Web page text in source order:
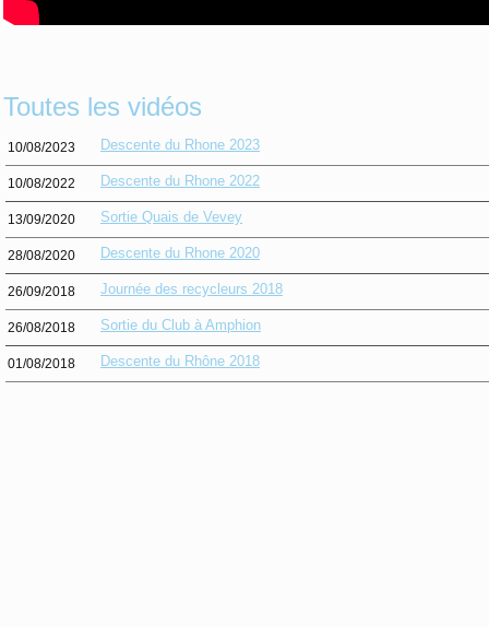
Toutes les vidéos
10/08/2023 Descente du Rhone 2023
10/08/2022 Descente du Rhone 2022
13/09/2020 Sortie Quais de Vevey
28/08/2020 Descente du Rhone 2020
26/09/2018 Journée des recycleurs 2018
26/08/2018 Sortie du Club à Amphion
01/08/2018 Descente du Rhône 2018